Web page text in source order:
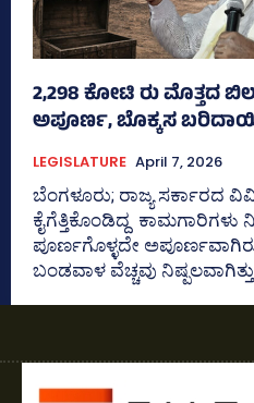
2,298 ಕೋಟಿ ರು ಮೊತ್ತದ
ಅಪೂರ್ಣ, ಬೊಕ್ಕಸ
LEGISLATURE April 7, 2026
ಬೆಂಗಳೂರು; ರಾಜ್ಯ ಸರ್ಕಾರದ
ಕೈಗೆತ್ತಿಕೊಂಡಿದ್ದ
ಪೂರ್ಣಗೊಳ್ಳದೇ
ಬಂಡವಾಳ ವೆಚ್ಚವು